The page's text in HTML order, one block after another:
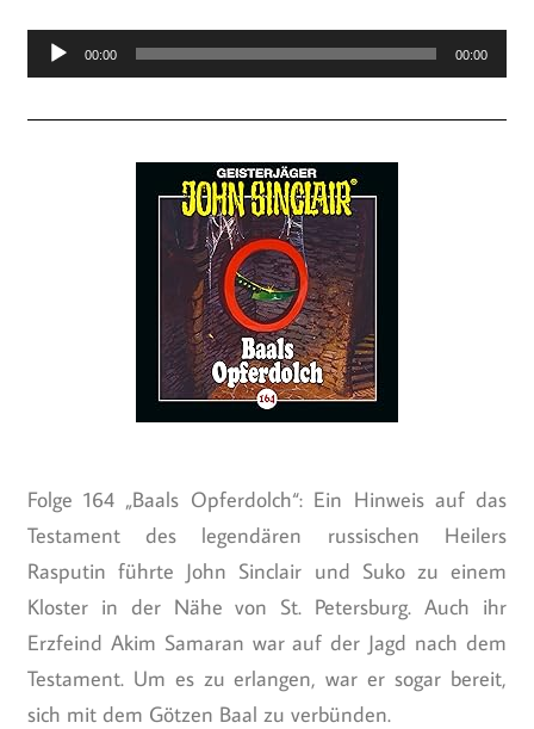
Audio-
Player
00:00 00:00
Folge 164 „Baals Opferdolch“: Ein Hinweis auf das
Testament des legendären russischen Heilers
Rasputin führte John Sinclair und Suko zu einem
Kloster in der Nähe von St. Petersburg. Auch ihr
Erzfeind Akim Samaran war auf der Jagd nach dem
Testament. Um es zu erlangen, war er sogar bereit,
sich mit dem Götzen Baal zu verbünden.